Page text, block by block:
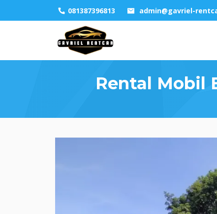
081387396813 admin@gavriel-
Rental Mobil